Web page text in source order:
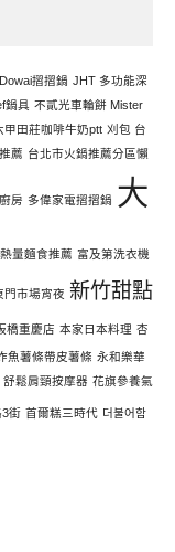
摺摺鍋 JHT 多功能深
鍋具 不貳光車輪餅 Mister
甲田莊咖啡牛奶ptt 刈包 台
薦 台北市火鍋推薦分區懶
房 多偉家電摺摺鍋 大
量麵食推薦 富及第洗衣機
門市場宵夜 新竹甜點
橋重慶店 本家日本料理 杏
魚薯條帶皮薯條 永和樂華
鬆肩頸按摩器 花旗參養氣
3街 首爾糕三時代 더불어함